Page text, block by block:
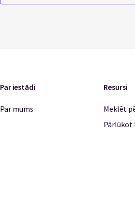
Par iestādi
Par mums
Resursi
Meklēt
Pārlūkot